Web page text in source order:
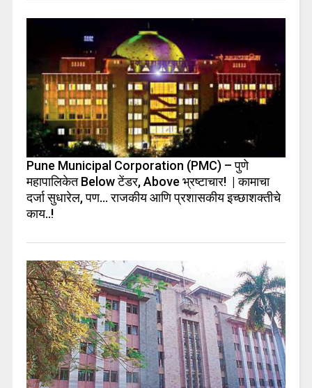
Pune Municipal Corporation (PMC) – पुणे
महापालिकेत Below टेंडर, Above भ्रष्टाचार! | कामाचा
दर्जा सुधारेल, पण… राजकीय आणि प्रशासकीय इच्छाशक्तीचे
काय..!